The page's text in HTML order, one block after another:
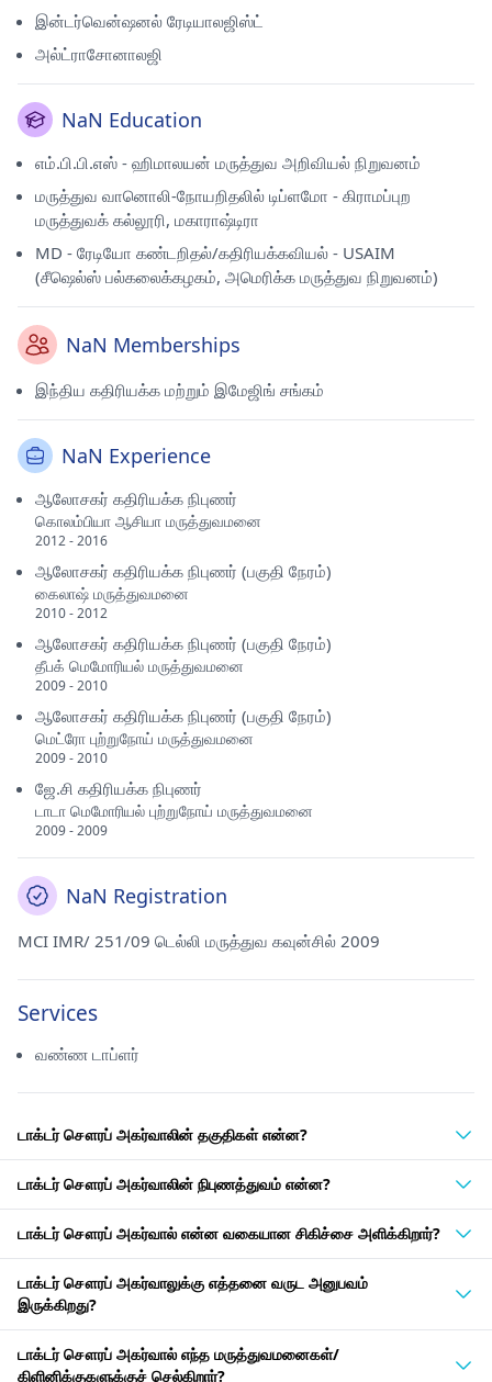
இன்டர்வென்ஷனல் ரேடியாலஜிஸ்ட்
அல்ட்ராசோனாலஜி
NaN Education
எம்.பி.பி.எஸ் - ஹிமாலயன் மருத்துவ அறிவியல் நிறுவனம்
மருத்துவ வானொலி-நோயறிதலில் டிப்ளமோ - கிராமப்புற
மருத்துவக் கல்லூரி, மகாராஷ்டிரா
MD - ரேடியோ கண்டறிதல்/கதிரியக்கவியல் - USAIM
(சீஷெல்ஸ் பல்கலைக்கழகம், அமெரிக்க மருத்துவ நிறுவனம்)
NaN Memberships
இந்திய கதிரியக்க மற்றும் இமேஜிங் சங்கம்
NaN Experience
ஆலோசகர் கதிரியக்க நிபுணர்
கொலம்பியா ஆசியா மருத்துவமனை
2012 - 2016
ஆலோசகர் கதிரியக்க நிபுணர் (பகுதி நேரம்)
கைலாஷ் மருத்துவமனை
2010 - 2012
ஆலோசகர் கதிரியக்க நிபுணர் (பகுதி நேரம்)
தீபக் மெமோரியல் மருத்துவமனை
2009 - 2010
ஆலோசகர் கதிரியக்க நிபுணர் (பகுதி நேரம்)
மெட்ரோ புற்றுநோய் மருத்துவமனை
2009 - 2010
ஜே.சி கதிரியக்க நிபுணர்
டாடா மெமோரியல் புற்றுநோய் மருத்துவமனை
2009 - 2009
NaN Registration
MCI IMR/ 251/09 டெல்லி மருத்துவ கவுன்சில் 2009
Services
வண்ண டாப்ளர்
டாக்டர் சௌரப் அகர்வாலின் தகுதிகள் என்ன?
டாக்டர் சௌரப் அகர்வாலின் நிபுணத்துவம் என்ன?
டாக்டர் சௌரப் அகர்வால் என்ன வகையான சிகிச்சை அளிக்கிறார்?
டாக்டர் சௌரப் அகர்வாலுக்கு எத்தனை வருட அனுபவம்
இருக்கிறது?
டாக்டர் சௌரப் அகர்வால் எந்த மருத்துவமனைகள்/
கிளினிக்குகளுக்குச் செல்கிறார்?